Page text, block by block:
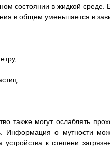
состоянии в жидкой среде.
в общем уменьшается в
также могут ослаблять
Информация о мутности
к степени